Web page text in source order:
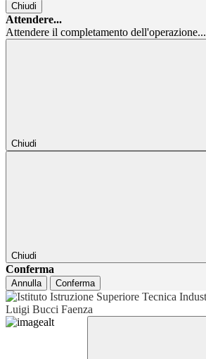
Chiudi
Attendere...
Attendere il completamento dell'operazione...
Chiudi
Chiudi
Conferma
Annulla Conferma